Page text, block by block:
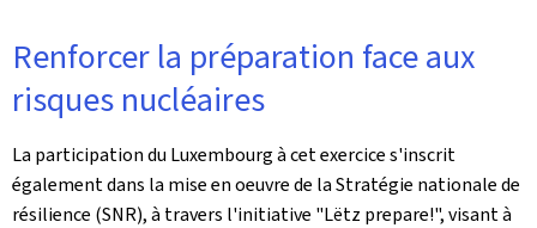
Renforcer la préparation face aux
risques nucléaires
La participation du Luxembourg à cet exercice s'inscrit
également dans la mise en oeuvre de la Stratégie nationale de
résilience (SNR), à travers l'initiative "Lëtz prepare!", visant à